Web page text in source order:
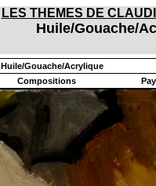
LES THEMES DE
Huile/Gouache/
Huile/Gouache/Acrylique
Compositions